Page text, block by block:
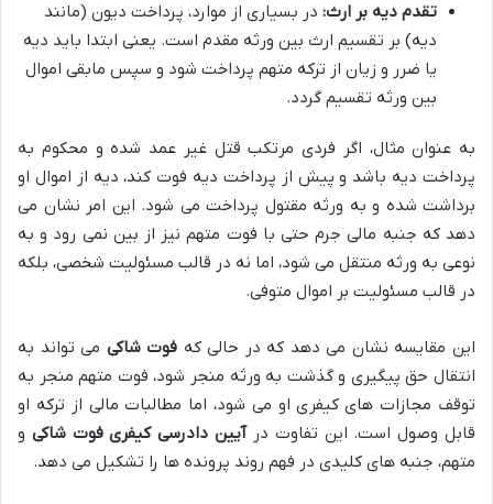
تقدم دیه بر ارث: در بسیاری از موارد، پرداخت دیون (مانند
دیه) بر تقسیم ارث بین ورثه مقدم است. یعنی ابتدا باید دیه
یا ضرر و زیان از ترکه متهم پرداخت شود و سپس مابقی اموال
بین ورثه تقسیم گردد.
به عنوان مثال، اگر فردی مرتکب قتل غیر عمد شده و محکوم به
پرداخت دیه باشد و پیش از پرداخت دیه فوت کند، دیه از اموال او
برداشت شده و به ورثه مقتول پرداخت می شود. این امر نشان می
دهد که جنبه مالی جرم حتی با فوت متهم نیز از بین نمی رود و به
نوعی به ورثه منتقل می شود، اما نه در قالب مسئولیت شخصی، بلکه
در قالب مسئولیت بر اموال متوفی.
این مقایسه نشان می دهد که در حالی که فوت شاکی می تواند به
انتقال حق پیگیری و گذشت به ورثه منجر شود، فوت متهم منجر به
توقف مجازات های کیفری او می شود، اما مطالبات مالی از ترکه او
قابل وصول است. این تفاوت درآیین دادرسی کیفری فوت شاکی و
متهم، جنبه های کلیدی در فهم روند پرونده ها را تشکیل می دهد.